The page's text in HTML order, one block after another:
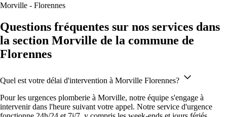
Morville - Florennes
Questions fréquentes sur nos services dans
la section Morville de la commune de
Florennes
Quel est votre délai d'intervention à Morville Florennes?
Pour les urgences plomberie à Morville, notre équipe s'engage à
intervenir dans l'heure suivant votre appel. Notre service d'urgence